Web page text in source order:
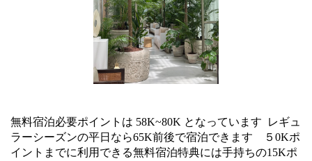
無料宿泊必要ポイントは 58K~80K となっています レギュ
ラーシーズンの平日なら65K前後で宿泊できます ５0Kポ
イントまでに利用できる無料宿泊特典には手持ちの15Kポ